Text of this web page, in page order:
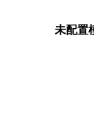
未配置